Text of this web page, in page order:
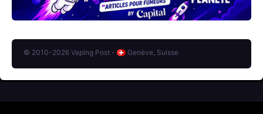
© 2010-2026 Vaping Post - Genève, Suisse